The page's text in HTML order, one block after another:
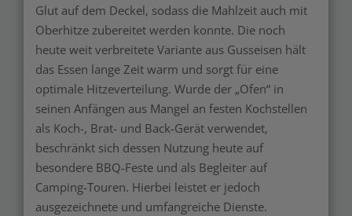
Glut auf dem Deckel, sodass die Mahlzeit auch mit
Oberhitze zubereitet werden konnte. Die noch
heute weit verbreitete Variante aus Gusseisen hält
das Essen lange Zeit warm und sorgt für eine
optimale Hitzeverteilung. Wurde der „Ofen“ in
seinen Anfängen aus Mangel an festen Kochstellen
als Koch-, Brat- und Back-Gerät verwendet,
beschränkt sich dessen Nutzung heute auf
besondere BBQ-Feste und als Begleiter auf
Camping-Touren. Hierbei leistet er jedoch
ausgezeichnete und umfangreiche Dienste.